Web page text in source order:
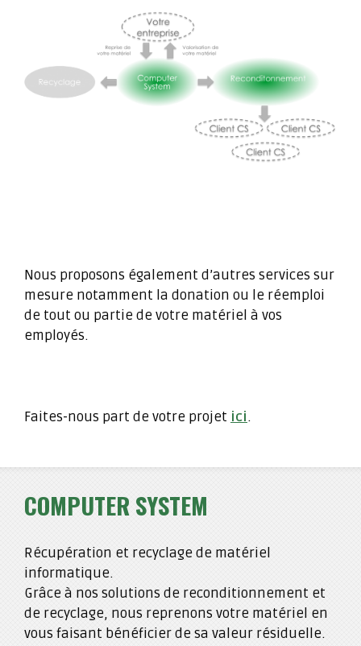
Nous proposons également d’autres services sur
mesure notamment la donation ou le réemploi
de tout ou partie de votre matériel à vos
employés.
Faites-nous part de votre projet ici.
COMPUTER SYSTEM
Récupération et recyclage de matériel
informatique.
Grâce à nos solutions de reconditionnement et
de recyclage, nous reprenons votre matériel en
vous faisant bénéficier de sa valeur résiduelle.